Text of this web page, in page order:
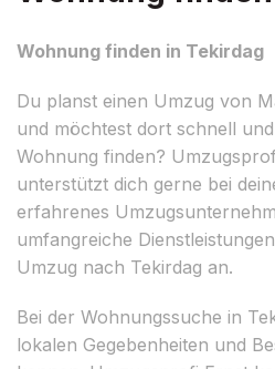
Wohnung finden in Tekirdag
Du planst einen Umzug von
und möchtest dort schnell
Wohnung finden?
unterstützt dich gerne bei
erfahrenes
umfangreiche
Umzug nach Tekirdag an.
Bei der Wohnungssuche in
lokalen Gegebenheiten und